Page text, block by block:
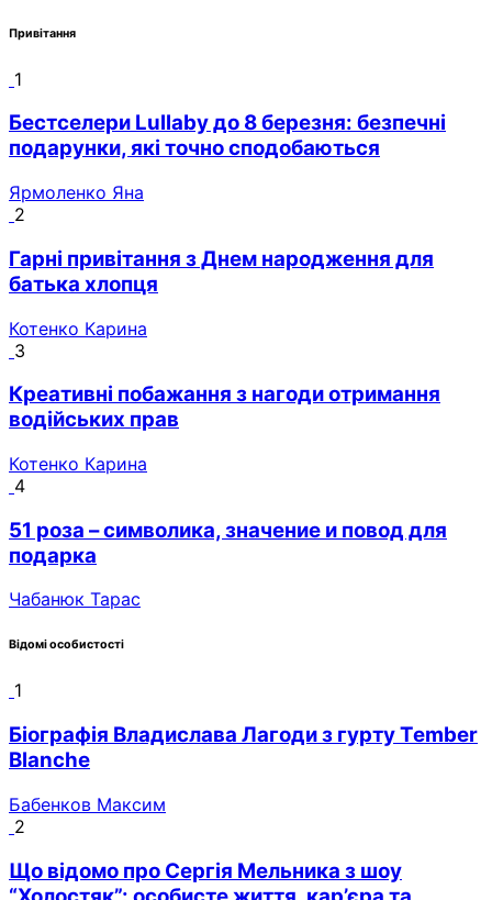
Привітання
1
Бестселери Lullaby до 8 березня: безпечні
подарунки, які точно сподобаються
Ярмоленко Яна
2
Гарні привітання з Днем народження для
батька хлопця
Котенко Карина
3
Креативні побажання з нагоди отримання
водійських прав
Котенко Карина
4
51 роза – символика, значение и повод для
подарка
Чабанюк Тарас
Відомі особистості
1
Біографія Владислава Лагоди з гурту Tember
Blanche
Бабенков Максим
2
Що відомо про Сергія Мельника з шоу